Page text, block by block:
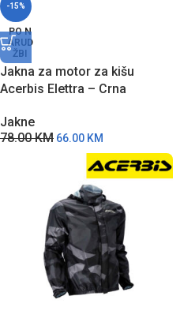
-15%
PO N
ARUD
ŽBI
Jakna za motor za kišu
Acerbis Elettra – Crna
Jakne
78.00KM 66.00 KM